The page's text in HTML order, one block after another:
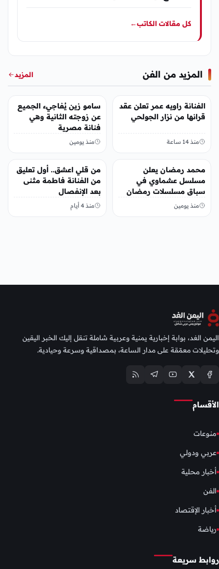
كل مقالات الكاتب←
المزيد من الفن المزيد
الفن
الفنانة راويه عمر تعلن عقد
قرانها من نزار الجولحي
منذ 14 ساعة
سامو زين يُفاجيء الجميع
عن زوجته الثانية وهي
فنانة مصرية
منذ يومين
محمد رمضان يعلن
مسلسل عشماوي في
سباق مسلسلات رمضان
2027
منذ يومين
من قلي اعشق.. أول تعليق
من الفنانة فاطمة مثنى
بعد الإنفصال
منذ 4 أيام
اليمن الغد، بوابة إخبارية يمنية وعربية شاملة تنقل إليك الخبر اليقين
وتحليلات معمّقة على مدار الساعة، بمصداقية وسرعة وحيادية.
الأقسام
منوعات
عربي ودولي
أخبار محلية
الفن
أخبار الإقتصاد
رياضة
روابط سريعة